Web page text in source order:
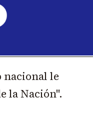
nacional le
la Nación".